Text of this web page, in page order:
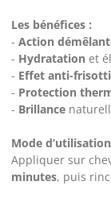
Les bénéfices :
-Action
- Hydratation et
- Effet anti-
- Protection
- Brillance
Mode
Appliquer sur
minutes, puis